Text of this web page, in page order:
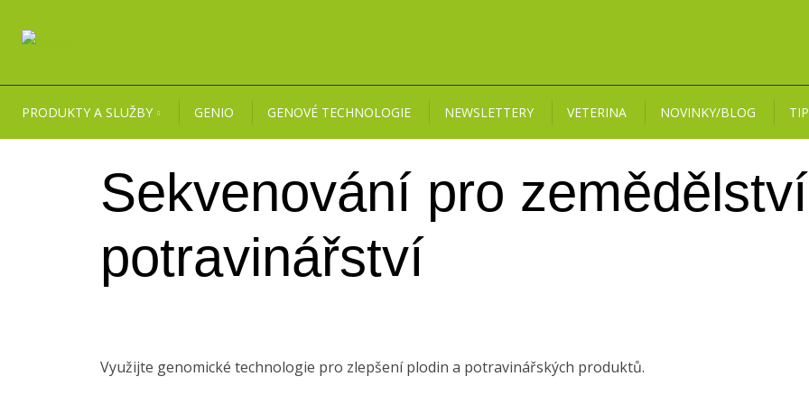
PRODUKTY A SLUŽBY GENIO GENOVÉ TECHNOLOGIE NEWSLETTERY VETERINA NOVINKY/BLOG
Sekvenování pro
potravinářství
Využijte genomické technologie pro zlepšení plodin a potravinářských produktů.